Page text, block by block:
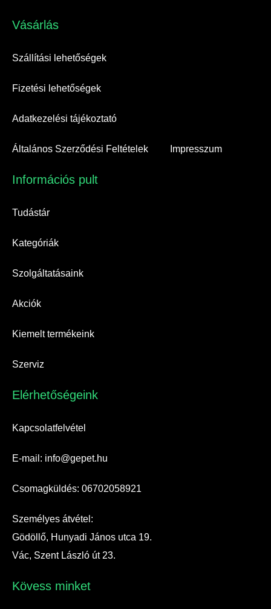
Vásárlás​
Szállítási lehetőségek
Fizetési lehetőségek
Adatkezelési tájékoztató
Általános Szerződési Feltételek Impresszum
Információs pult​
Tudástár
Kategóriák
Szolgáltatásaink
Akciók
Kiemelt termékeink
Szerviz
Elérhetőségeink​
Kapcsolatfelvétel
E-mail: info@gepet.hu
Csomagküldés: 06702058921
Személyes átvétel:
Gödöllő, Hunyadi János utca 19.
Vác, Szent László út 23.
Kövess minket